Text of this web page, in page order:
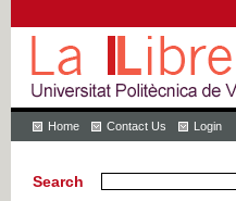
Home Contact Us Login
Search